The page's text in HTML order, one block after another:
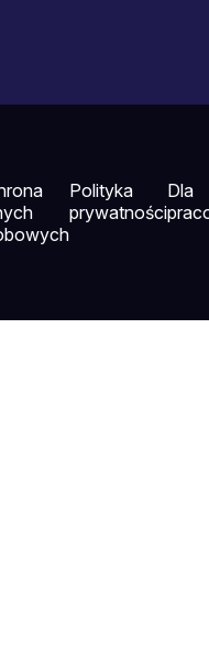
Polityka
prywatności
Dla